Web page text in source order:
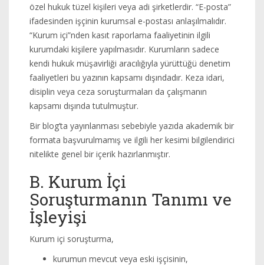
özel hukuk tüzel kişileri veya adi şirketlerdir. “E-posta”
ifadesinden işçinin kurumsal e-postası anlaşılmalıdır.
“Kurum içi”nden kasıt raporlama faaliyetinin ilgili
kurumdaki kişilere yapılmasıdır. Kurumların sadece
kendi hukuk müşavirliği aracılığıyla yürüttüğü denetim
faaliyetleri bu yazının kapsamı dışındadır. Keza idari,
disiplin veya ceza soruşturmaları da çalışmanın
kapsamı dışında tutulmuştur.
Bir blog’ta yayınlanması sebebiyle yazıda akademik bir
formata başvurulmamış ve ilgili her kesimi bilgilendirici
nitelikte genel bir içerik hazırlanmıştır.
B. Kurum İçi
Soruşturmanın Tanımı ve
İşleyişi
Kurum içi soruşturma,
kurumun mevcut veya eski işçisinin,